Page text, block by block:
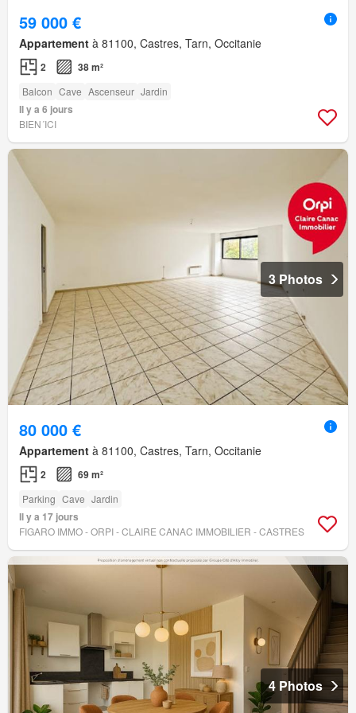
59 000 €
Appartement à 81100, Castres, Tarn, Occitanie
2 38 m²
Balcon Cave Ascenseur Jardin
Il y a 6 jours
BIEN´ICI
3 Photos
80 000 €
Appartement à 81100, Castres, Tarn, Occitanie
2 69 m²
Parking Cave Jardin
Il y a 17 jours
FIGARO IMMO - ORPI - CLAIRE CANAC IMMOBILIER - CASTRES
4 Photos